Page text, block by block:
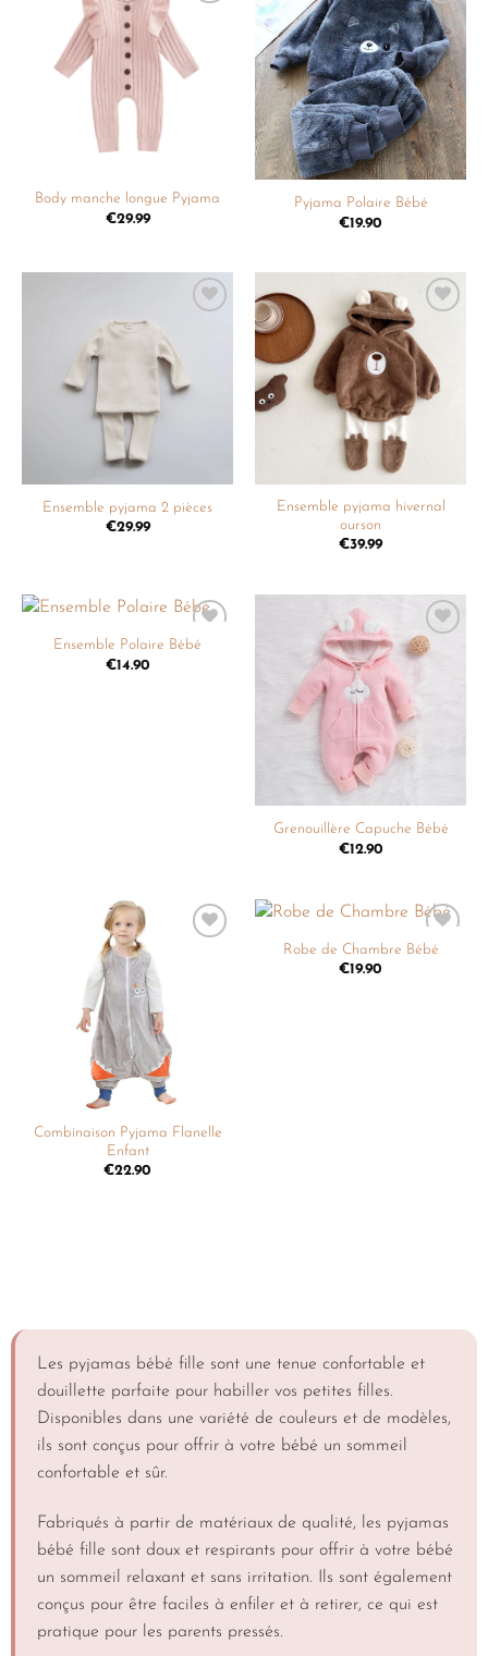
liste de
souhaits
Body manche longue Pyjama
€29.99
Ajouter
à la
liste de
souhaits
Pyjama Polaire Bébé
€19.90
Ensemble pyjama 2 pièces
€29.99
Ajouter
liste de
souhaits
Ensemble pyjama hivernal
ourson
€39.99
Ajouter
Ensemble Polaire Bébé
€14.90
Ajouter
Grenouillère Capuche Bébé
€12.90
Combinaison Pyjama Flanelle
Enfant
€22.90
Ajouter
Robe de Chambre Bébé
€19.90
Les pyjamas bébé fille sont une tenue confortable et
douillette parfaite pour habiller vos petites filles.
Disponibles dans une variété de couleurs et de modèles,
ils sont conçus pour offrir à votre bébé un sommeil
confortable et sûr.
Fabriqués à partir de matériaux de qualité, les pyjamas
bébé fille sont doux et respirants pour offrir à votre bébé
un sommeil relaxant et sans irritation. Ils sont également
conçus pour être faciles à enfiler et à retirer, ce qui est
pratique pour les parents pressés.